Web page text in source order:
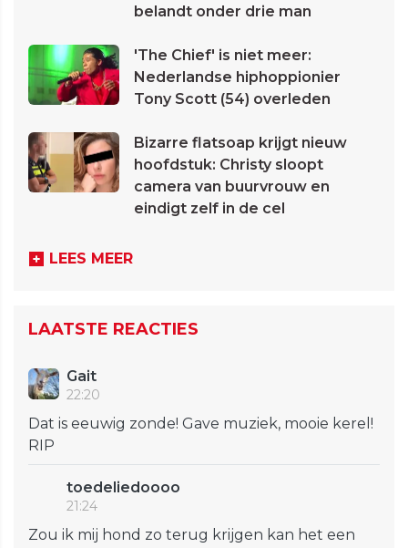
belandt onder drie man
'The Chief' is niet meer:
Nederlandse hiphoppionier
Tony Scott (54) overleden
Bizarre flatsoap krijgt nieuw
hoofdstuk: Christy sloopt
camera van buurvrouw en
eindigt zelf in de cel
LEES MEER
LAATSTE REACTIES
Gait
22:20
Dat is eeuwig zonde! Gave muziek, mooie kerel!
RIP
toedeliedoooo
21:24
Zou ik mij hond zo terug krijgen kan het een